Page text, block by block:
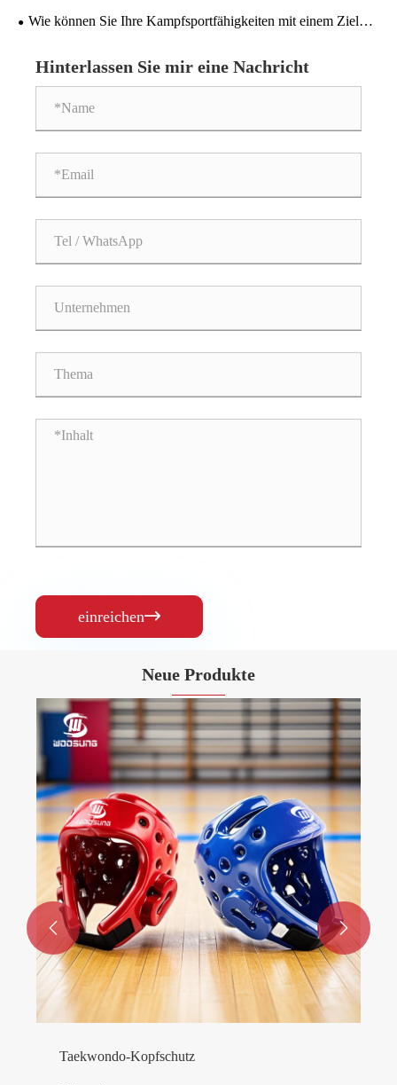
Arts Mats?
Wie können Sie Ihre Kampfsportfähigkeiten mit einem Ziel
Hinterlassen Sie mir eine Nachricht
einreichen
Neue Produkte
Taekwondo-Kopfschutz
 